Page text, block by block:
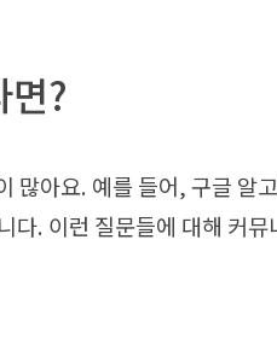
면?
많아요. 예를 들어, 구글 알
다. 이런 질문들에 대해 커